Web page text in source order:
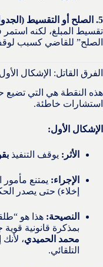
5. الصلح أو التقسيط (الجدولة):
تقسيط المبلغ، لكنه
الصلح” للقاضي كسبب
الفرق القاتل: الإشكال الأول vs الإشكال الثاني
هذه النقطة هي التي تضيع
استشارات خاطئة.
الإشكال الأول:
الأثر: يوقف التنفيذ
الإجراء: يمتنع مأمور
إخلاء) حتى يصدر
النصيحة: هذا هو
بمذكرة قانونية
محمد الحميدي،
التلقائي.